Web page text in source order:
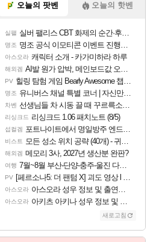
오늘의 팟벤 오늘의 핫벤
실팰 실버 팰리스 CBT 화제의 순간·후기 모음
명조 명조 공식 이모티콘 이벤트 진행해봤습니다! 참여부터 추첨까지????
아스오라 캐릭터 소개 - 카가미하라 하루
해외겜 AI발 원가 압박, 메인보드값 오르나
PV 힐링 탐험 게임 Bearly Awesome 챕터 1 트레일러
명조 유니버스 채널 특별 코너 | 자신만의 스타일
차벤 선생님들 차 시동 끌 때 꾸르륵소리나는데
리싱크드 리싱크드 1.06 패치노트 (8/5)
섭컬겜 포트나이트에서 명일방주 엔드필드 [펠리카] 판매 예정
비스트 모든 성소 위치 공략 (40개) - 귀환한 영혼 도전과제
해외겜 메모리 3사, 2027년 생산분 완판?
여행 7월~8월 부산-단양-충주-울진 다녀왔어요~
PV [페르소나5: 더 팬텀 X] 괴도 영상 l 타카마키 안·댄싱 스타
아스오라 아스오라 성우 정보 및 출연작 모음
아스오라 아키츠 아키나 성우 정보 및 주요 필모
새로고침